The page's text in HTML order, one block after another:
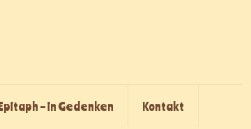
– in Gedenken Kontakt